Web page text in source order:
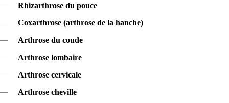
—
Rhizarthrose du pouce
—
Coxarthrose (arthrose de la hanche)
—
Arthrose du coude
—
Arthrose lombaire
—
Arthrose cervicale
—
Arthrose cheville